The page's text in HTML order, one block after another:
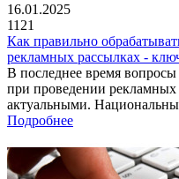
16.01.2025
1121
Как правильно
рекламных рассылках -
В последнее время
при проведении рекламных
актуальными.
Подробнее